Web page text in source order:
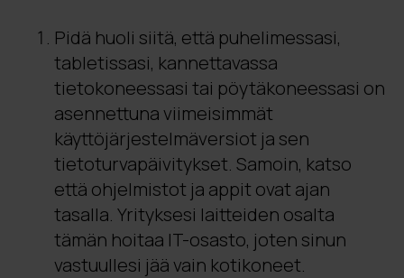
Pidä huoli siitä, että puhelimessasi,
tabletissasi, kannettavassa
tietokoneessasi tai pöytäkoneessasi on
asennettuna viimeisimmät
käyttöjärjestelmäversiot ja sen
tietoturvapäivitykset. Samoin, katso
että ohjelmistot ja appit ovat ajan
tasalla. Yrityksesi laitteiden osalta
tämän hoitaa IT-osasto, joten sinun
vastuullesi jää vain kotikoneet.